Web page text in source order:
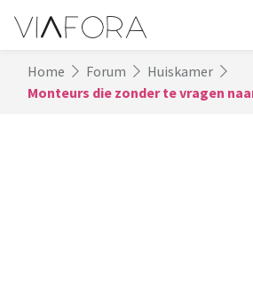
Home Forum
Huiskamer
Monteurs die zonder te vragen